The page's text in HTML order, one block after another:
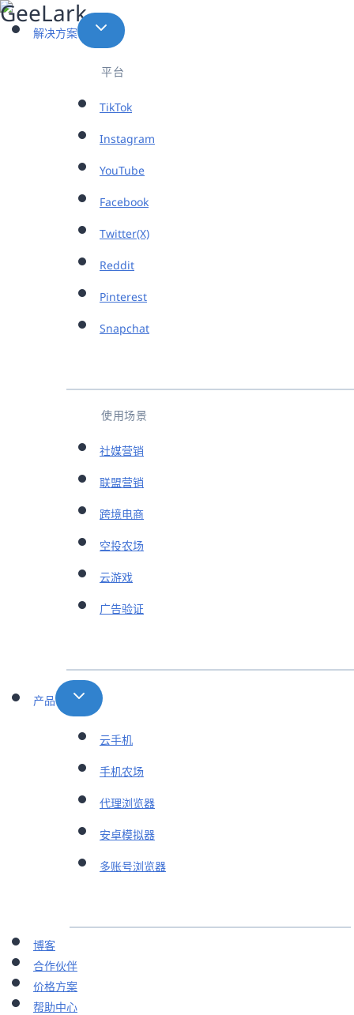
跳
到
解决方案
平台
TikTok
Instagram
YouTube
Facebook
Twitter(X)
Reddit
Pinterest
Snapchat
使用场景
社媒营销
联盟营销
跨境电商
空投农场
云游戏
广告验证
产品
云手机
手机农场
代理浏览器
安卓模拟器
多账号浏览器
博客
合作伙伴
价格方案
帮助中心